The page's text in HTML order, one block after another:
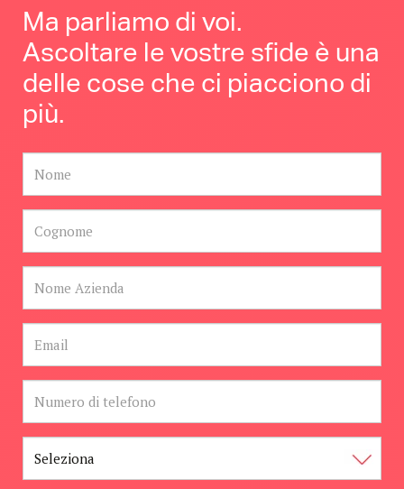
Ma parliamo di voi.
Ascoltare le vostre sfide è una
delle cose che ci piacciono di
più.